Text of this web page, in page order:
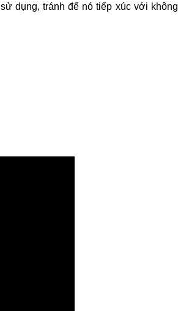
dụng, tránh để nó tiếp xúc với